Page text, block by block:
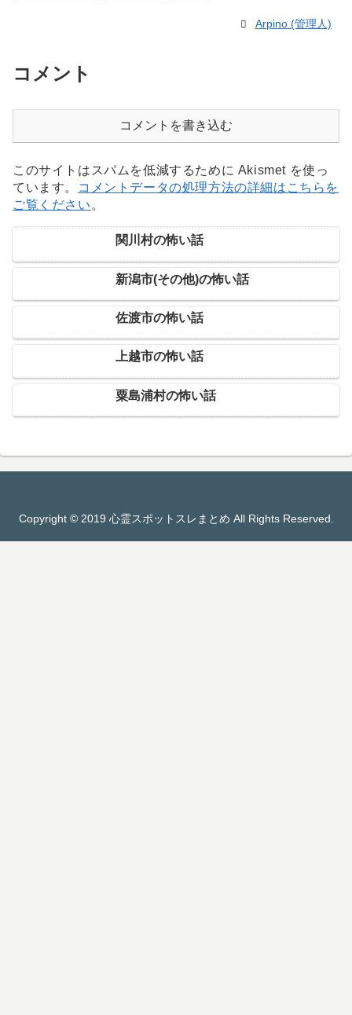
Arpino (管理人)
コメント
コメントを書き込む
このサイトはスパムを低減するために Akismet を使っ
ています。
コメントデータの処理方法の詳細はこちらを
ご覧ください 。
関川村の怖い話
新潟市(その他)の怖い話
佐渡市の怖い話
上越市の怖い話
粟島浦村の怖い話
Copyright © 2019 心霊スポットスレまとめ All Rights Reserved.